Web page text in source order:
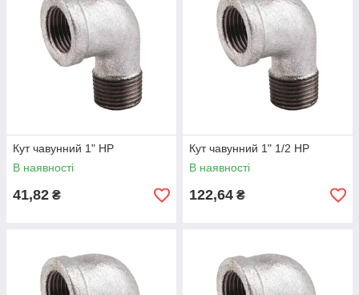
Кут чавунний 1" НР
В наявності
41,82 ₴
Кут чавунний 1" 1/2 НР
В наявності
122,64 ₴